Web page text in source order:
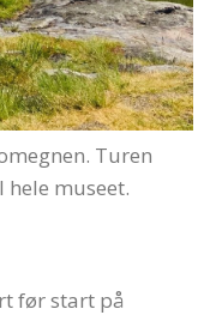
Turen
museet.
før start på